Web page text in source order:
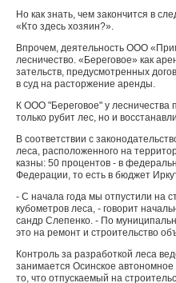
Но как знать, чем закончит­ся в
«Кто здесь хозя­ин?».
Впрочем, деятельность ООО
лесниче­ство. «Береговое» как
зательств, предусмотренных
в суд на растор­жение аренды.
К ООО "Береговое" у лес­ничества
только рубит лес, но и
В соответствии с
леса, располо­женного на
каз­ны: 50 процентов - в
Федерации, то есть в бюджет
- С начала года мы отпус­тили на
кубометров леса, - говорит
сандр Слепенко. - По
это на ремонт и строительство
Контроль за разработкой леса
занимается Осинское
то, что отпускаемый на